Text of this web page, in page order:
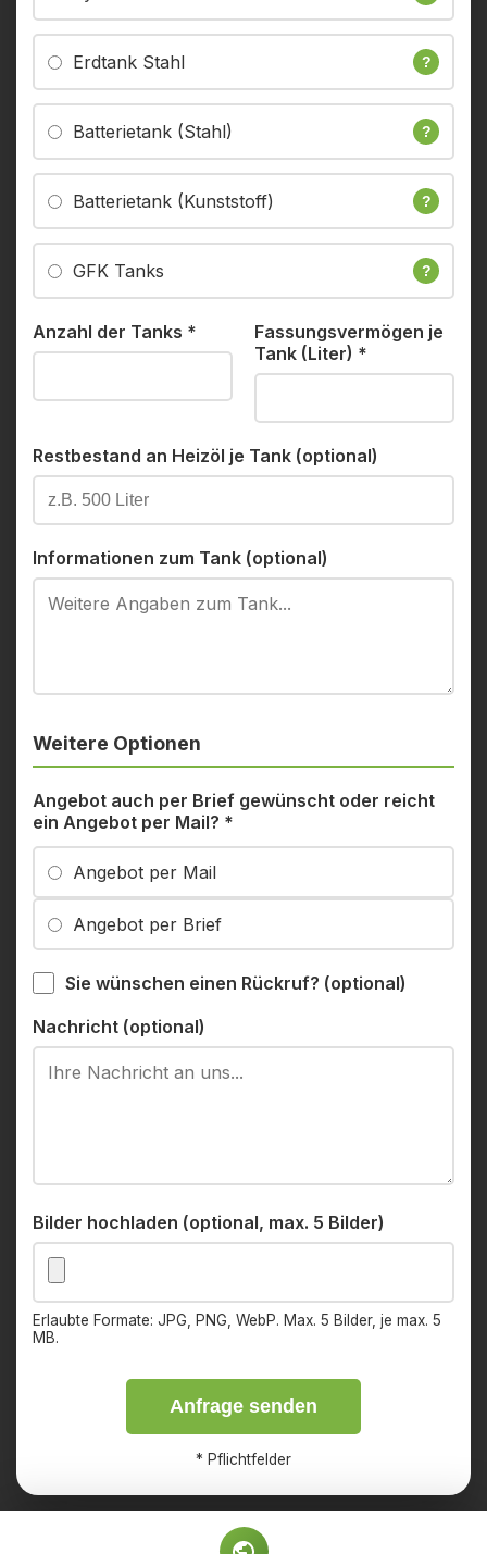
Erdtank Stahl ?
Batterietank (Stahl) ?
Batterietank (Kunststoff) ?
GFK Tanks ?
Anzahl der Tanks *
Fassungsvermögen je
Tank (Liter) *
Restbestand an Heizöl je Tank (optional)
Informationen zum Tank (optional)
Weitere Optionen
Angebot auch per Brief gewünscht oder reicht
ein Angebot per Mail? *
Angebot per Mail
Angebot per Brief
Sie wünschen einen Rückruf? (optional)
Nachricht (optional)
Bilder hochladen (optional, max. 5 Bilder)
Erlaubte Formate: JPG, PNG, WebP. Max. 5 Bilder, je max. 5
MB.
Anfrage senden
* Pflichtfelder